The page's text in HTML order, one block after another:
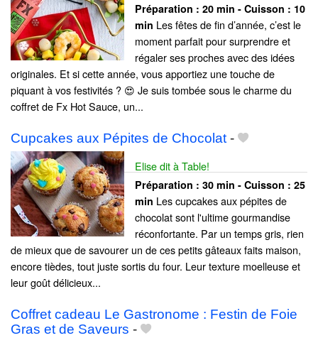
Préparation : 20 min - Cuisson : 10
min Les fêtes de fin d’année, c’est le
moment parfait pour surprendre et
régaler ses proches avec des idées
originales. Et si cette année, vous apportiez une touche de
piquant à vos festivités ? 😍 Je suis tombée sous le charme du
coffret de Fx Hot Sauce, un...
Cupcakes aux Pépites de Chocolat -
Elise dit à Table!
Préparation : 30 min - Cuisson : 25
min Les cupcakes aux pépites de
chocolat sont l'ultime gourmandise
réconfortante. Par un temps gris, rien
de mieux que de savourer un de ces petits gâteaux faits maison,
encore tièdes, tout juste sortis du four. Leur texture moelleuse et
leur goût délicieux...
Coffret cadeau Le Gastronome : Festin de Foie
Gras et de Saveurs -